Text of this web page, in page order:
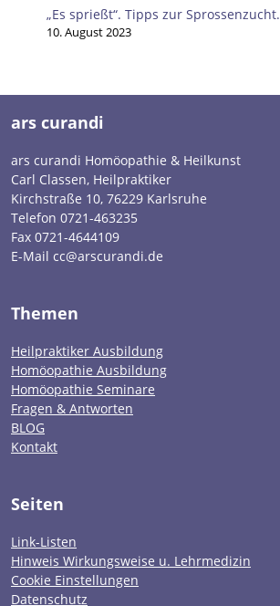
„Es sprießt“. Tipps zur Sprossenzucht.
10. August 2023
ars curandi
ars curandi Homöopathie & Heilkunst
Carl Classen, Heilpraktiker
Kirchstraße 10, 76229 Karlsruhe
Telefon 0721-463235
Fax 0721-4644109
E-Mail cc@arscurandi.de
Themen
Heilpraktiker Ausbildung
Homöopathie Ausbildung
Homöopathie Seminare
Fragen & Antworten
BLOG
Kontakt
Seiten
Link-Listen
Hinweis Wirkungsweise u. Lehrmedizin
Cookie Einstellungen
Datenschutz